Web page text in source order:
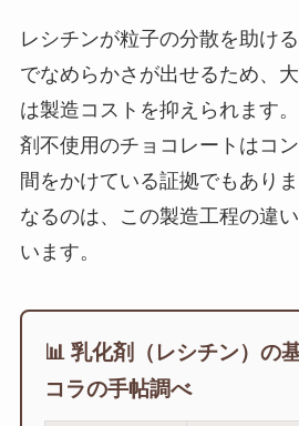
レシチンが粒子の分散を助け
でなめらかさが出せるため、
は製造コストを抑えられます
剤不使用のチョコレートはコ
間をかけている証拠でもあり
なるのは、この製造工程の違
います。
📊 乳化剤（レシチン）の
コラの手帖調べ